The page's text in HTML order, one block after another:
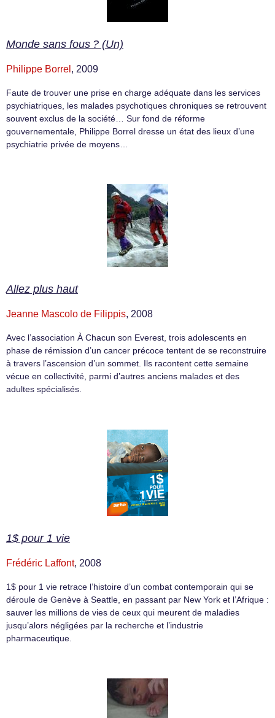
Monde sans fous ? (Un)
Philippe Borrel , 2009
Faute de trouver une prise en charge adéquate dans les services
psychiatriques, les malades psychotiques chroniques se retrouvent
souvent exclus de la société… Sur fond de réforme
gouvernementale, Philippe Borrel dresse un état des lieux d’une
psychiatrie privée de moyens…
Allez plus haut
Jeanne Mascolo de Filippis, 2008
Avec l’association À Chacun son Everest, trois adolescents en
phase de rémission d’un cancer précoce tentent de se reconstruire
à travers l’ascension d’un sommet. Ils racontent cette semaine
vécue en collectivité, parmi d’autres anciens malades et des
adultes spécialisés.
1$ pour 1 vie
Frédéric Laffont, 2008
1$ pour 1 vie retrace l’histoire d’un combat contemporain qui se
déroule de Genève à Seattle, en passant par New York et l’Afrique :
sauver les millions de vies de ceux qui meurent de maladies
jusqu’alors négligées par la recherche et l’industrie
pharmaceutique.